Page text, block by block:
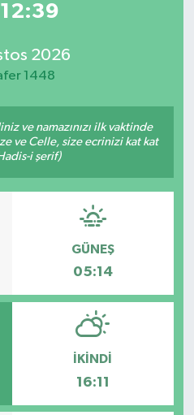
2026
1448
ve namazınızı ilk vaktinde
ve Celle, size ecrinizi kat kat
i şerif)
GÜNEŞ
05:14
İKINDI
16:11